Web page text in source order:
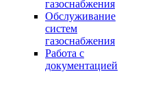
газоснабжения
Обслуживание
систем
газоснабжения
Работа с
документацией